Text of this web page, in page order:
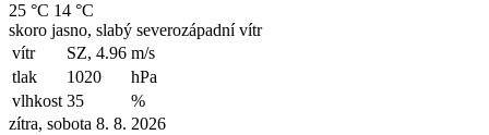
25 °C 14 °C
skoro jasno, slabý severozápadní vítr
vítr
SZ, 4.96 m/s
tlak
1020
hPa
vlhkost 35
%
zítra, sobota 8. 8. 2026